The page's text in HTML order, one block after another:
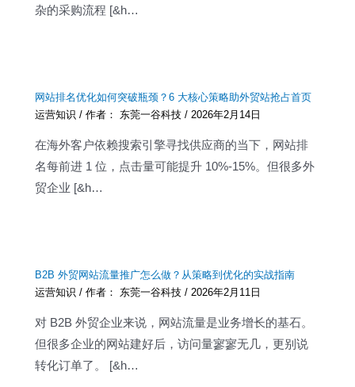
杂的采购流程 [&h…
网站排名优化如何突破瓶颈？6 大核心策略助外贸站抢占首页
运营知识 / 作者： 东莞一谷科技/2026年2月14日
在海外客户依赖搜索引擎寻找供应商的当下，网站排
名每前进 1 位，点击量可能提升 10%-15%。但很多外
贸企业 [&h…
B2B 外贸网站流量推广怎么做？从策略到优化的实战指南
运营知识 / 作者： 东莞一谷科技/2026年2月11日
对 B2B 外贸企业来说，网站流量是业务增长的基石。
但很多企业的网站建好后，访问量寥寥无几，更别说
转化订单了。 [&h…